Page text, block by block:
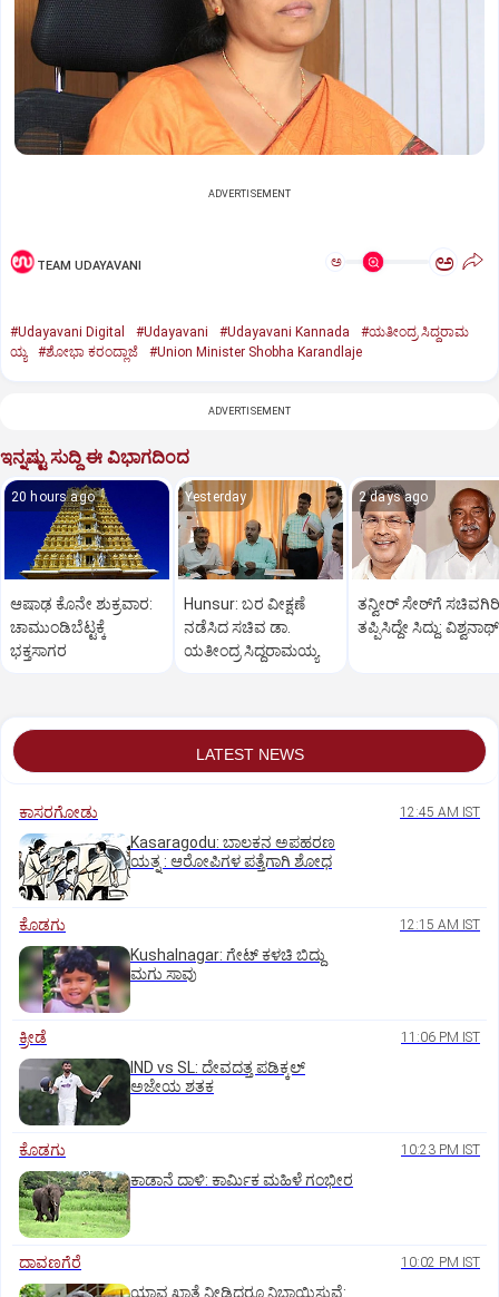
ADVERTISEMENT
TEAM UDAYAVANI ಅ ಅ
#Udayavani Digital #Udayavani #Udayavani Kannada
#ಯತೀಂದ್ರ ಸಿದ್ದರಾಮ
ಯ್ಯ
#ಶೋಭಾ ಕರಂದ್ಲಾಜೆ #Union Minister Shobha Karandlaje
ADVERTISEMENT
ಇನ್ನಷ್ಟು ಸುದ್ದಿ ಈ ವಿಭಾಗದಿಂದ
20 hours ago
ಆಷಾಢ ಕೊನೇ ಶುಕ್ರವಾರ:
ಚಾಮುಂಡಿಬೆಟ್ಟಕ್ಕೆ
ಭಕ್ತಸಾಗರ
Yesterday
Hunsur: ಬರ ವೀಕ್ಷಣೆ
ನಡೆಸಿದ ಸಚಿವ ಡಾ.
ಯತೀಂದ್ರ ಸಿದ್ದರಾಮಯ್ಯ
2 days ago
ತನ್ವೀರ್‌ ಸೇಠ್‌ಗೆ ಸಚಿವಗಿರಿ
ತಪ್ಪಿಸಿದ್ದೇ ಸಿದ್ದು: ವಿಶ್ವನಾಥ್
LATEST NEWS
ಕಾಸರಗೋಡು 12:45 AM IST
Kasaragodu: ಬಾಲಕನ ಅಪಹರಣ
ಯತ್ನ : ಆರೋಪಿಗಳ ಪತ್ತೆಗಾಗಿ ಶೋಧ
ಕೊಡಗು 12:15 AM IST
Kushalnagar: ಗೇಟ್ ಕಳಚಿ ಬಿದ್ದು
ಮಗು ಸಾವು
ಕ್ರೀಡೆ 11:06 PM IST
IND vs SL: ದೇವದತ್ತ ಪಡಿಕ್ಕಲ್‌
ಅಜೇಯ ಶತಕ
ಕೊಡಗು 10:23 PM IST
ಕಾಡಾನೆ ದಾಳಿ: ಕಾರ್ಮಿಕ ಮಹಿಳೆ ಗಂಭೀರ
ದಾವಣಗೆರೆ 10:02 PM IST
ಯಾವ ಖಾತೆ ನೀಡಿದರೂ ನಿಭಾಯಿಸುವೆ: